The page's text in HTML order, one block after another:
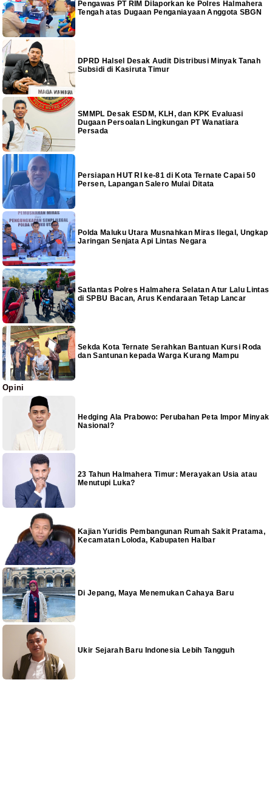
Pengawas PT RIM Dilaporkan ke Polres Halmahera
Tengah atas Dugaan Penganiayaan Anggota SBGN
DPRD Halsel Desak Audit Distribusi Minyak Tanah
Subsidi di Kasiruta Timur
SMMPL Desak ESDM, KLH, dan KPK Evaluasi
Dugaan Persoalan Lingkungan PT Wanatiara
Persada
Persiapan HUT RI ke-81 di Kota Ternate Capai 50
Persen, Lapangan Salero Mulai Ditata
Polda Maluku Utara Musnahkan Miras Ilegal, Ungkap
Jaringan Senjata Api Lintas Negara
Satlantas Polres Halmahera Selatan Atur Lalu Lintas
di SPBU Bacan, Arus Kendaraan Tetap Lancar
Sekda Kota Ternate Serahkan Bantuan Kursi Roda
dan Santunan kepada Warga Kurang Mampu
Opini
Hedging Ala Prabowo: Perubahan Peta Impor Minyak
Nasional?
23 Tahun Halmahera Timur: Merayakan Usia atau
Menutupi Luka?
Kajian Yuridis Pembangunan Rumah Sakit Pratama,
Kecamatan Loloda, Kabupaten Halbar
Di Jepang, Maya Menemukan Cahaya Baru
Ukir Sejarah Baru Indonesia Lebih Tangguh